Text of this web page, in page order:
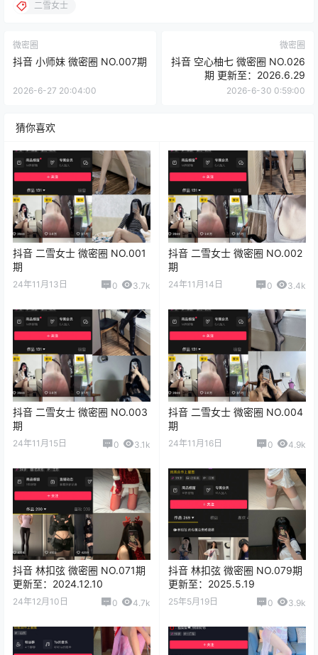
二雪女士
微密圈
抖音 小师妹 微密圈 NO.007期
2026-6-27 20:04:00
微密圈
抖音 空心柚七 微密圈 NO.026
期 更新至：2026.6.29
2026-6-30 0:59:00
猜你喜欢
抖音 二雪女士 微密圈 NO.001
期
24年11月13日 0 3.7k
抖音 二雪女士 微密圈 NO.002
期
24年11月14日 0 3.4k
抖音 二雪女士 微密圈 NO.003
期
24年11月15日 0 3.1k
抖音 二雪女士 微密圈 NO.004
期
24年11月16日 0 4.9k
抖音 林扣弦 微密圈 NO.071期
更新至：2024.12.10
24年12月10日 0 4.7k
抖音 林扣弦 微密圈 NO.079期
更新至：2025.5.19
25年5月19日 0 3.9k